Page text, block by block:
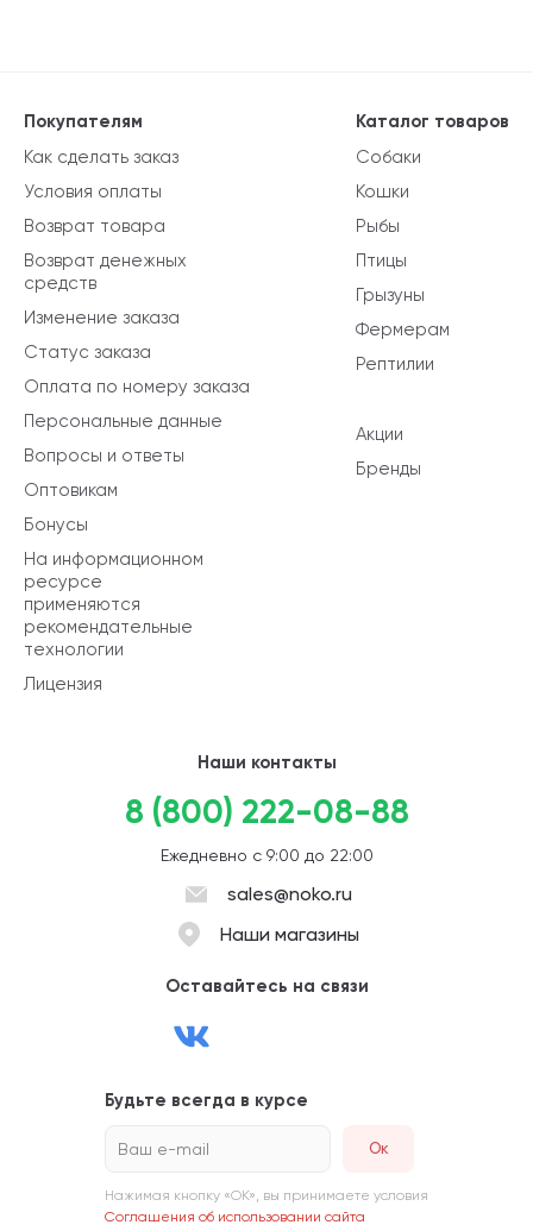
Каталог товаров
Собаки
Кошки
Рыбы
Птицы
Грызуны
Фермерам
Рептилии
Акции
Бренды
Покупателям
Как сделать заказ
Условия оплаты
Возврат товара
Возврат денежных
средств
Изменение заказа
Статус заказа
Оплата по номеру заказа
Персональные данные
Вопросы и ответы
Оптовикам
Бонусы
На информационном
ресурсе
применяются
рекомендательные
технологии
Лицензия
Наши контакты
8 (800) 222-08-88
Ежедневно с 9:00 до 22:00
sales@noko.ru
Наши магазины
Оставайтесь на связи
Будьте всегда в курсе
Ваш e-mail
Нажимая кнопку «ОК», вы принимаете условия
Соглашения об использовании сайта